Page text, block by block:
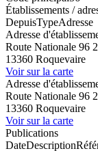
Établissements /
DepuisTypeAdresse
Adresse
Route Nationale 96
13360 Roquevaire
Voir sur la carte
Adresse
Route Nationale 96
13360 Roquevaire
Voir sur la carte
Publications
DateDescription